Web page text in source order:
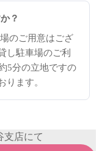
？
のご用意はござ
し駐車場のご利
5分の立地ですの
ります。
支店にて